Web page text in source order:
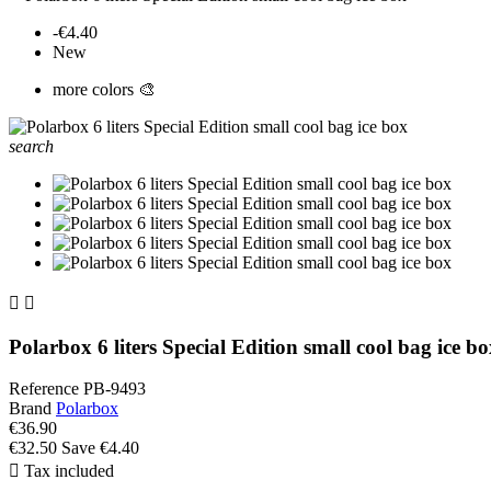
-€4.40
New
more colors 🎨
search
 
Polarbox 6 liters Special Edition small cool bag ice
Reference PB-9493
Brand Polarbox
€36.90
€32.50 Save €4.40
 Tax included